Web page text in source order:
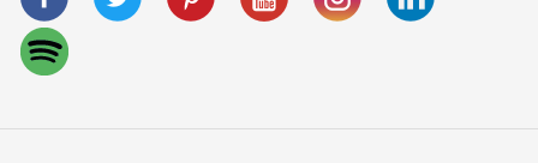
CLASSIC Series
ST Speaker Series
GO:KEYS Series